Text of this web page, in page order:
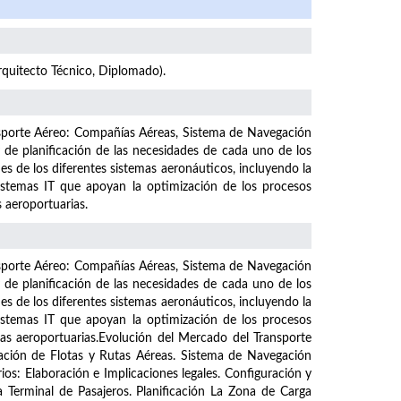
Técnico, Diplomado).
Aéreo: Compañías Aéreas, Sistema de Navegación
planificación de las necesidades de cada uno de los
de los diferentes sistemas aeronáuticos, incluyendo la
IT que apoyan la optimización de los procesos
aeroportuarias.
Aéreo: Compañías Aéreas, Sistema de Navegación
planificación de las necesidades de cada uno de los
de los diferentes sistemas aeronáuticos, incluyendo la
IT que apoyan la optimización de los procesos
aeroportuarias.Evolución del Mercado del Transporte
de Flotas y Rutas Aéreas. Sistema de Navegación
Elaboración e Implicaciones legales. Configuración y
de Pasajeros. Planificación La Zona de Carga